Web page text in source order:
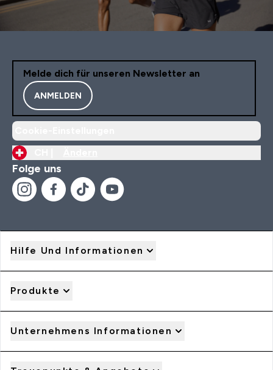
Melde dich für unseren Newsletter an
ANMELDEN
Folge uns
Hilfe Und Informationen
Produkte
Unternehmens Informationen